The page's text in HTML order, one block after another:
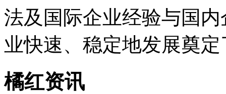
法及国际企业经验与国
业快速、稳定地发展奠
橘红资讯